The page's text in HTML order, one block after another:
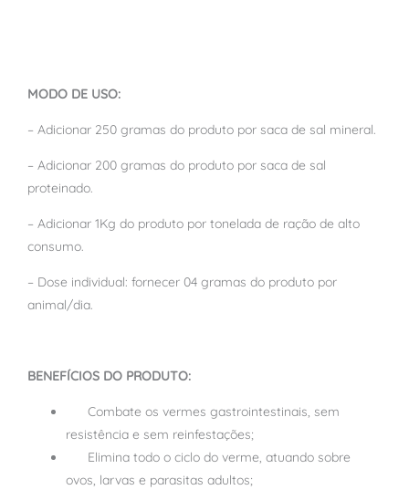
MODO DE USO:
– Adicionar 250 gramas do produto por saca de sal mineral.
– Adicionar 200 gramas do produto por saca de sal
proteinado.
– Adicionar 1Kg do produto por tonelada de ração de alto
consumo.
– Dose individual: fornecer 04 gramas do produto por
animal/dia.
BENEFÍCIOS DO PRODUTO:
Combate os vermes gastrointestinais, sem
resistência e sem reinfestações;
Elimina todo o ciclo do verme, atuando sobre
ovos, larvas e parasitas adultos;